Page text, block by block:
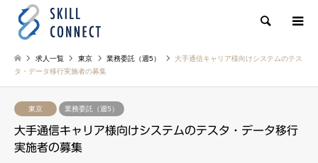
検索
求人一覧 東京 業務委託（週5）
大手通信キャリア様向けシステムのテス
タ・データ移行実施者の募集
東京 業務委託（週5）
大手通信キャリア様向けシステムのテスタ・データ移行
実施者の募集